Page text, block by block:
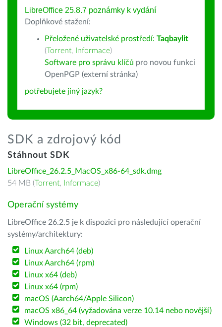
LibreOffice 25.8.7 poznámky k vydání
Doplňkové stažení:
Přeložené uživatelské prostředí: Taqbaylit
(Torrent, Informace)
Software pro správu klíčů pro novou funkci
OpenPGP (externí stránka)
potřebujete jiný jazyk?
SDK a zdrojový kód
Stáhnout SDK
LibreOffice_26.2.5_MacOS_x86-64_sdk.dmg
54 MB (Torrent, Informace)
Operační systémy
LibreOffice 26.2.5 je k dispozici pro následující operační
systémy/architektury:
Linux Aarch64 (deb)
Linux Aarch64 (rpm)
Linux x64 (deb)
Linux x64 (rpm)
macOS (Aarch64/Apple Silicon)
macOS x86_64 (vyžadována verze 10.14 nebo novější)
Windows (32 bit, deprecated)